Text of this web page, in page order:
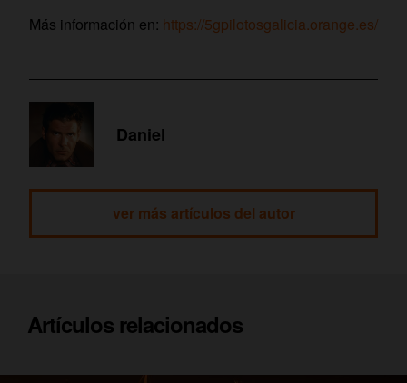
Más información en: https://5gpilotosgalicia.orange.es/
Daniel
ver más artículos del autor
Artículos relacionados